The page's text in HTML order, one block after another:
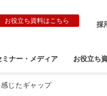
お役立ち資料はこちら 採
ミナー・メディア お役立ち
じたギャップ